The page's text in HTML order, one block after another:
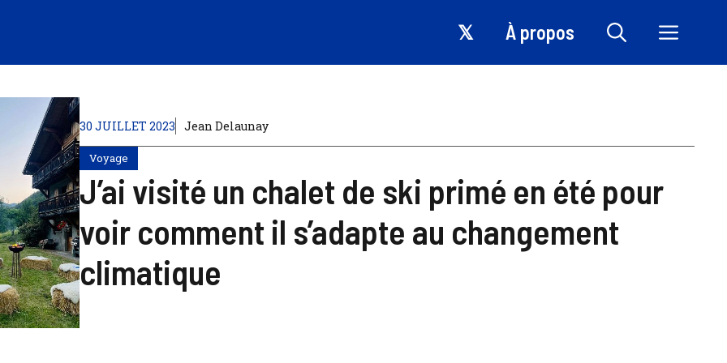
𝕏 À propos
30 JUILLET 2023 Jean Delaunay
Voyage
J’ai visité un chalet de ski primé en été pour
voir comment il s’adapte au changement
climatique